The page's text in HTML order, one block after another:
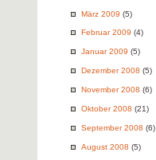
März 2009 (5)
Februar 2009 (4)
Januar 2009 (5)
Dezember 2008 (5)
November 2008 (6)
Oktober 2008 (21)
September 2008 (6)
August 2008 (5)